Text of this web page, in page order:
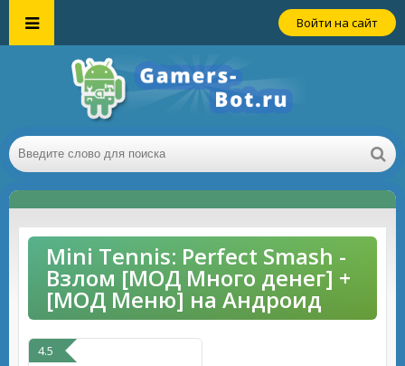
Войти на сайт
Mini Tennis: Perfect Smash -
Взлом [МОД Много денег] +
[МОД Меню] на Андроид
4.5